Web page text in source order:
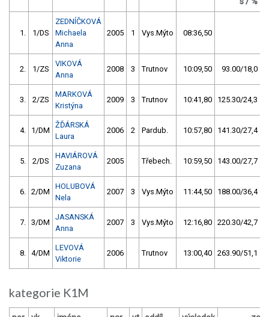
1. 1/DS
ZEDNÍČKOVÁ
Michaela
Anna
2005 1 Vys.Mýto 08:36,50
2. 1/ZS
VIKOVÁ
Anna
2008 3 Trutnov 10:09,50 93.00/18,0
3. 2/ZS
MARKOVÁ
Kristýna
2009 3 Trutnov 10:41,80 125.30/24,3
4. 1/DM
ŽĎÁRSKÁ
Laura
2006 2 Pardub. 10:57,80 141.30/27,4
5. 2/DS
HAVIÁROVÁ
Zuzana
2005 Třebech. 10:59,50 143.00/27,7
6. 2/DM
HOLUBOVÁ
Nela
2007 3 Vys.Mýto 11:44,50 188.00/36,4
7. 3/DM
JASANSKÁ
Anna
2007 3 Vys.Mýto 12:16,80 220.30/42,7
8. 4/DM
LEVOVÁ
Viktorie
2006 Trutnov 13:00,40 263.90/51,1
kategorie K1M